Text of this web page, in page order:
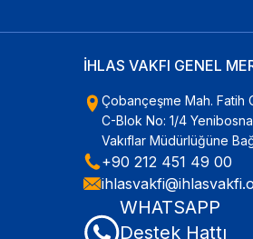
İHLAS VAKFI GENEL
Çobançeşme Mah. Fatih
C-Blok No: 1/4
Vakıflar Müdürlüğüne
+90 212 451 49 00
WHATSAPP
Destek Hattı